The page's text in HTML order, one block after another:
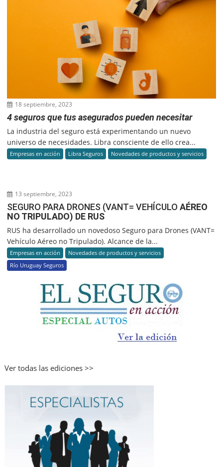
18 septiembre, 2023
4 seguros que tus asegurados pueden necesitar
La industria del seguro está experimentando un nuevo
universo de necesidades. Libra consciente de ello crea...
Empresas en acción Libra Seguros Novedades de productos y servicios
13 septiembre, 2023
SEGURO PARA DRONES (VANT= VEHÍCULOAÉREO
NO TRIPULADO) DE RUS
RUS ha desarrollado un novedoso Seguro para Drones (VANT=
Vehículo Aéreo no Tripulado). Alcance de la...
Empresas en acción
Novedades de productos y servicios
Río Uruguay Seguros
Ver todas las ediciones >>